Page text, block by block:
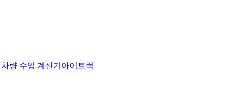
차량 수입 계산기 아이트럭